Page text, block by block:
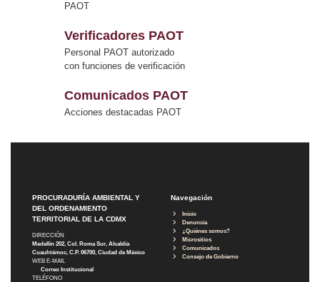
PAOT
Verificadores PAOT
Personal PAOT autorizado
con funciones de verificación
Comunicados PAOT
Acciones destacadas PAOT
PROCURADURÍA AMBIENTAL Y
DEL ORDENAMIENTO
TERRITORIAL DE LA CDMX
DIRECCIÓN
Medellín 202, Col. Roma Sur, Alcaldía
Cuauhtémoc, C.P. 06700, Ciudad de México
WEB E-MAIL
Correo Institucional
TELÉFONO
Navegación
Inicio
Denuncia
¿Quiénes somos?
Micrositios
Comunicados
Consejo de Gobierno